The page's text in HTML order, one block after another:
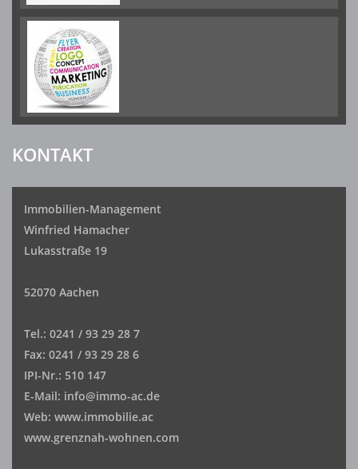
KONTAKT
Immobilien-Management
Winfried Hamacher
Lukasstraße 19
52070 Aachen
Tel.: 0241 / 93 29 28 7
Fax: 0241 / 93 29 28 6
IPI-Nr.: 510 147
E-Mail: info@immo-ac.de
Web: www.immobilie.ac
www.grenznah-wohnen.com